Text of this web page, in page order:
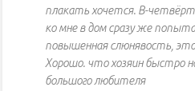
плакать хочется. В-
ко мне в дом сразу же
повышенная слюнявость,
Хорошо. что хозяин быстро
большого любителя